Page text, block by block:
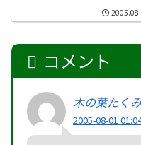
コメント
木の葉たくみ
2005-08-01